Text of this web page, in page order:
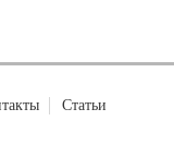
Статьи